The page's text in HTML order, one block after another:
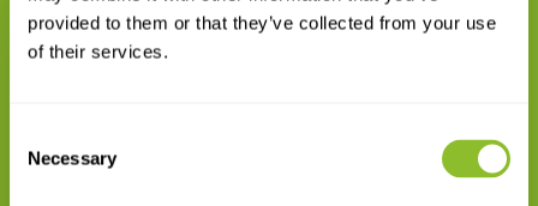
provided to them or that they’ve collected from your use
of their services.
Selection
Necessary